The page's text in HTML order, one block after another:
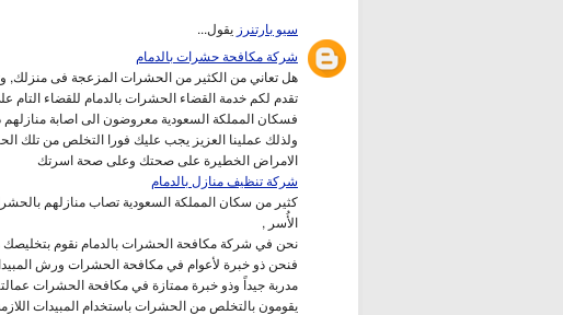
سيو بارتنرز يقول...
شركة مكافحة حشرات بالدمام
هل تعاني من الكثير من الحشرات المزعجة فى منزلك,
تقدم لكم خدمة القضاء الحشرات بالدمام للقضاء
فسكان المملكة السعودية معروضون الى اصابة منازلهم
ولذلك عملينا العزيز يجب عليك فورا التخلص من تلك
الامراض الخطيرة على صحتك وعلى صحة اسرتك
شركة تنظيف منازل بالدمام
كثير من سكان المملكة السعودية تصاب منازلهم
الأُسر ,
نحن في شركة مكافحة الحشرات بالدمام نقوم بتخليصك
فنحن ذو خبرة لأعوام في مكافحة الحشرات ورش
مدربة جيداً وذو خبرة ممتازة في مكافحة الحشرات
يقومون بالتخلص من الحشرات باستخدام المبيدات